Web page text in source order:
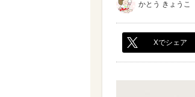
かとう きょうこ
Xでシェア